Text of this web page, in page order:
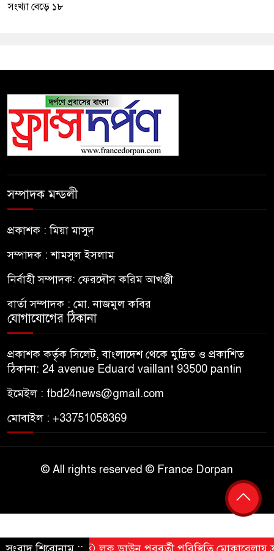
সংখ্যা বেড়ে ১৮
সম্পাদক মন্ডলী
প্রকাশক : মিয়া মাসুদ
সম্পাদক : শামসুল ইসলাম
নির্বাহী সম্পাদক: ফেরদৌস করিম আখঞ্জী
বার্তা সম্পাদক : মো. নাজমুল কবির
যোগাযোগের ঠিকানা
প্রকাশক কর্তৃক সিলেট, বাংলাদেশ থেকে মুদ্রিত ও প্রকাশিত
ঠিকানা: 24 avenue Eduard vaillant 93500 pantin
ইমেইল : fbd24news@gmail.com
মোবাইল : +33751058369
© All rights reserved © France Dorpan